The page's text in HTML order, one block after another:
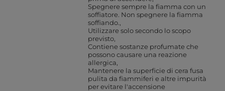
Spegnere sempre la fiamma con un
soffiatore. Non spegnere la fiamma
soffiando.
Utilizzare solo secondo lo scopo
previsto
Contiene sostanze profumate che
possono causare una reazione
allergica
Mantenere la superficie di cera fusa
pulita da fiammiferi e altre impurità
per evitare l'accensione